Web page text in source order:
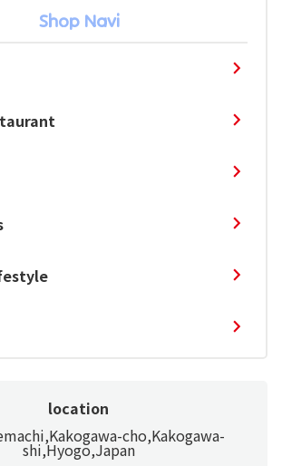
Shop Navi
location
cho,Kakogawa-
shi,Hyogo,Japan